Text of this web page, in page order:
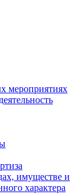
мероприятиях
имуществе и
характера